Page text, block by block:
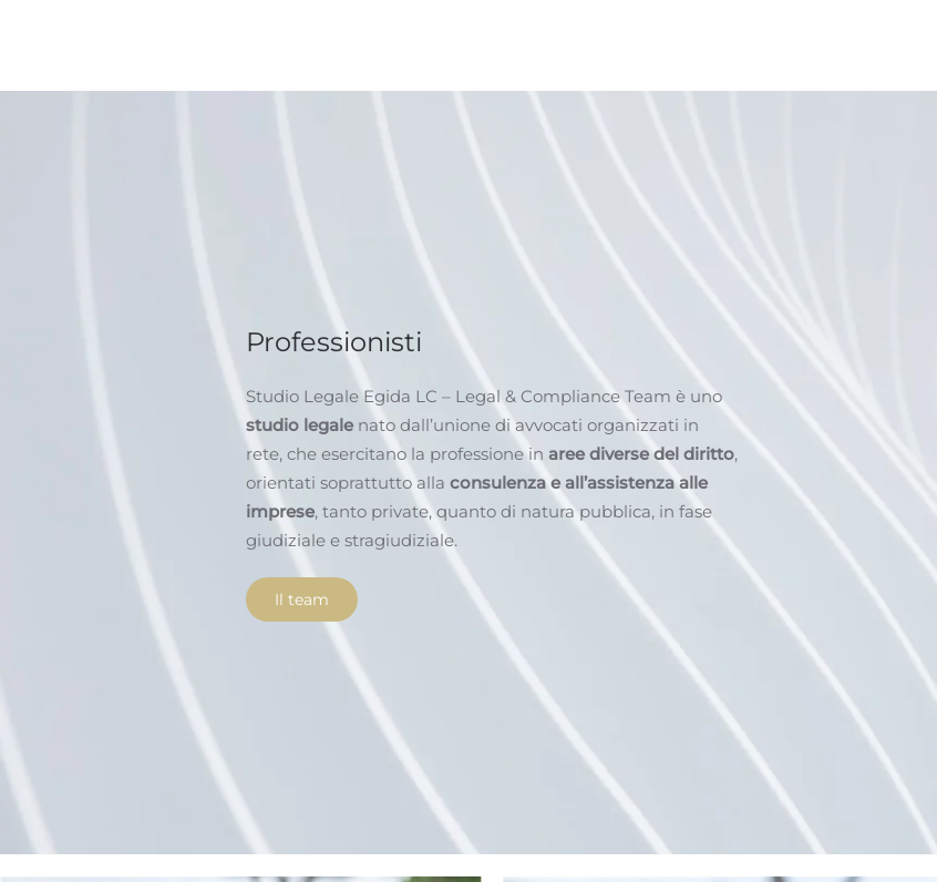
Professionisti
Studio Legale Egida LC – Legal & Compliance Team è uno
studio legale nato dall’unione di avvocati organizzati in
rete, che esercitano la professione in aree diverse del diritto,
orientati soprattutto alla consulenza e all’assistenza alle
imprese, tanto private, quanto di natura pubblica, in fase
giudiziale e stragiudiziale.
Il team